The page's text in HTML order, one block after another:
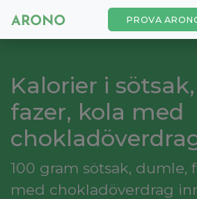
PROVA
Kalorier i
fazer, kola med
100 gram sötsak, dumle,
med chokladöverdrag